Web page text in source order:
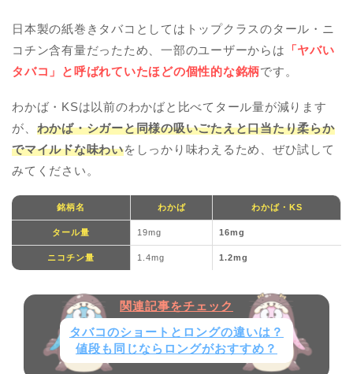
日本製の紙巻きタバコとしてはトップクラスのタール・ニ
コチン含有量だったため、一部のユーザーからは
「ヤバい
タバコ」と呼ばれていたほどの個性的な銘柄です。
わかば・KSは以前のわかばと比べてタール量が減ります
が、 わかば・シガーと同様の吸いごたえと口当たり柔らか
でマイルドな味わいをしっかり味わえるため、ぜひ試して
みてください。
銘柄名 わかば わかば・KS
タール量 19mg 16mg
ニコチン量 1.4mg 1.2mg
タバコのショートとロングの違いは？
値段も同じならロングがおすすめ？